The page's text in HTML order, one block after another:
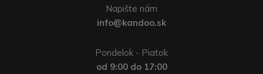
Napište nám
info@kandoo.sk
Pondelok - Piatok
od 9:00 do 17:00